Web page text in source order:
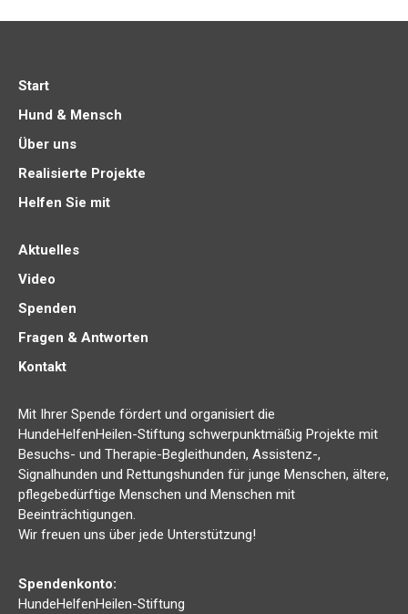
Start
Hund & Mensch
Über uns
Realisierte Projekte
Helfen Sie mit
Aktuelles
Video
Spenden
Fragen & Antworten
Kontakt
Mit Ihrer Spende fördert und organisiert die
HundeHelfenHeilen-Stiftung schwerpunktmäßig Projekte mit
Besuchs- und Therapie-Begleithunden, Assistenz-,
Signalhunden und Rettungshunden für junge Menschen, ältere,
pflegebedürftige Menschen und Menschen mit
Beeinträchtigungen.
Wir freuen uns über jede Unterstützung!
Spendenkonto:
HundeHelfenHeilen-Stiftung